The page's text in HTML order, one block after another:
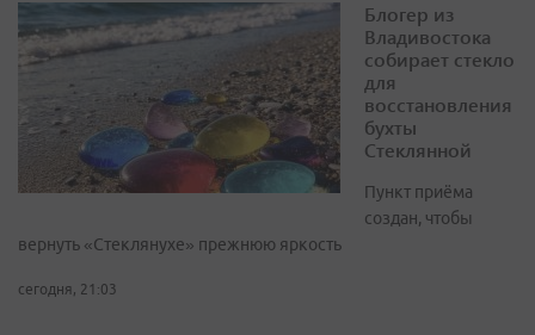
Блогер из
Владивостока
собирает стекло
для
восстановления
бухты
Стеклянной
Пункт приёма
создан, чтобы
вернуть «Стеклянухе» прежнюю яркость
сегодня, 21:03